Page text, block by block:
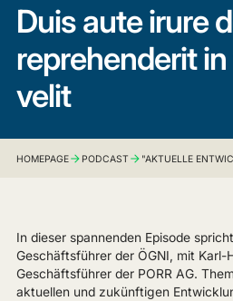
Duis aute irure
reprehenderit
velit
HOMEPAGE PODCAST "AKTUELLE
In dieser spannenden Episode
Geschäftsführer der ÖGNI, mit Karl-
Geschäftsführer der PORR AG.
aktuellen und zukünftigen